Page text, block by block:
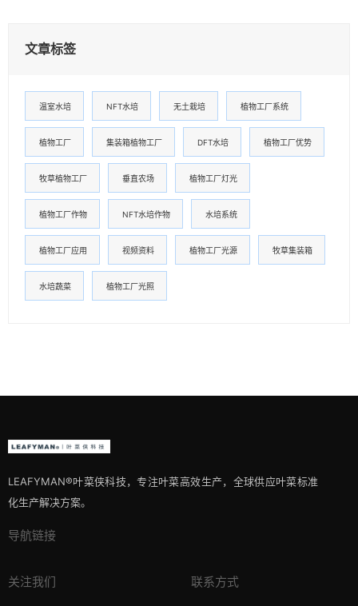
文章标签
温室水培 NFT水培 无土栽培 植物工厂系统
植物工厂 集装箱植物工厂 DFT水培 植物工厂优势
牧草植物工厂 垂直农场 植物工厂灯光
植物工厂作物 NFT水培作物 水培系统
植物工厂应用 视频资料 植物工厂光源 牧草集装箱
水培蔬菜 植物工厂光照
LEAFYMAN®️叶菜侠科技，专注叶菜高效生产，全球供应叶菜标准
化生产解决方案。
导航链接
关注我们 联系方式